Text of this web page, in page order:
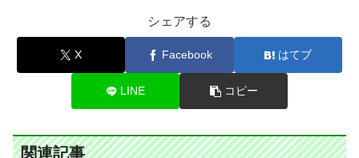
シェアする
X Facebook はてブ
LINE コピー
関連記事